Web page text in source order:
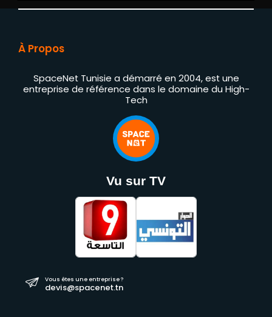
À Propos
SpaceNet Tunisie a démarré en 2004, est une
entreprise de référence dans le domaine du High-
Tech
Vu sur TV
Vous êtes une entreprise ?
devis@spacenet.tn